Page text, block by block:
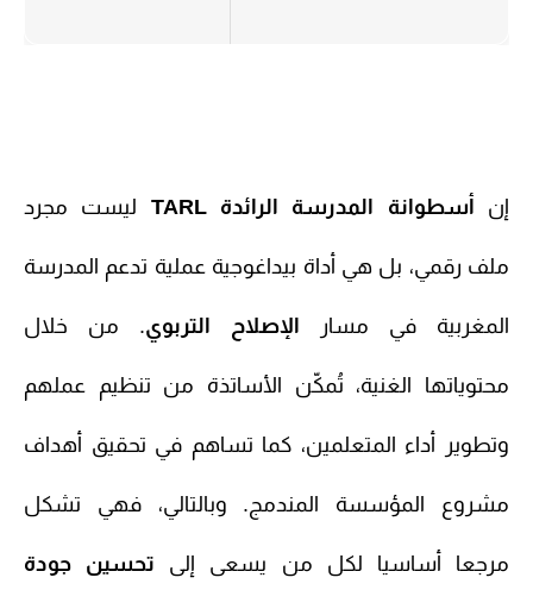
إن أسطوانة المدرسة الرائدة TARL ليست مجرد
ملف رقمي، بل هي أداة بيداغوجية عملية تدعم المدرسة
المغربية في مسار الإصلاح التربوي. من خلال
محتوياتها الغنية، تُمكّن الأساتذة من تنظيم عملهم
وتطوير أداء المتعلمين، كما تساهم في تحقيق أهداف
مشروع المؤسسة المندمج. وبالتالي، فهي تشكل
مرجعا أساسيا لكل من يسعى إلى تحسين جودة